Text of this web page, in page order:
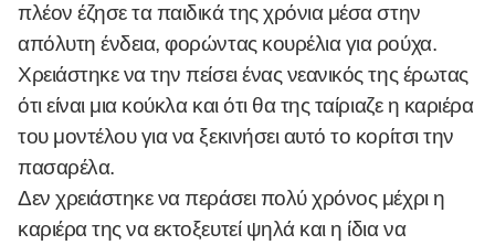
πλέον έζησε τα παιδικά της χρόνια μέσα στην
απόλυτη ένδεια, φορώντας κουρέλια για ρούχα.
Χρειάστηκε να την πείσει ένας νεανικός της έρωτας
ότι είναι μια κούκλα και ότι θα της ταίριαζε η καριέρα
του μοντέλου για να ξεκινήσει αυτό το κορίτσι την
πασαρέλα.
Δεν χρειάστηκε να περάσει πολύ χρόνος μέχρι η
καριέρα της να εκτοξευτεί ψηλά και η ίδια να